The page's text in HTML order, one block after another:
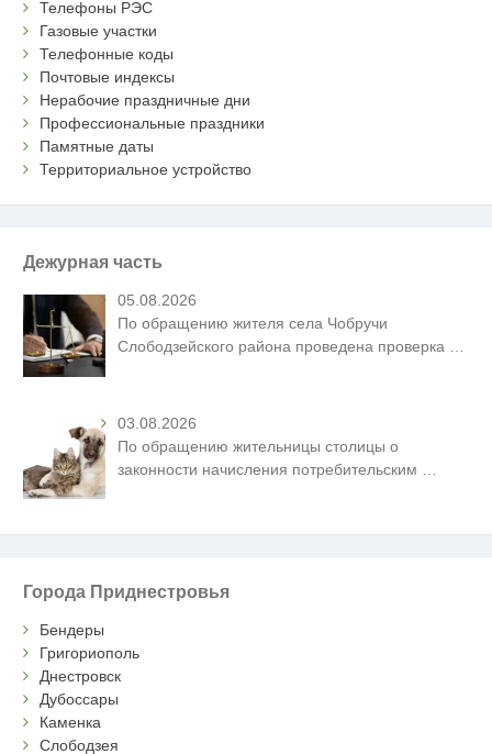
Телефоны РЭС
Газовые участки
Телефонные коды
Почтовые индексы
Нерабочие праздничные дни
Профессиональные праздники
Памятные даты
Территориальное устройство
Дежурная часть
05.08.2026
По обращению жителя села Чобручи
Слободзейского района проведена проверка …
03.08.2026
По обращению жительницы столицы о
законности начисления потребительским
Города Приднестровья
Бендеры
Григориополь
Днестровск
Дубоссары
Каменка
Слободзея